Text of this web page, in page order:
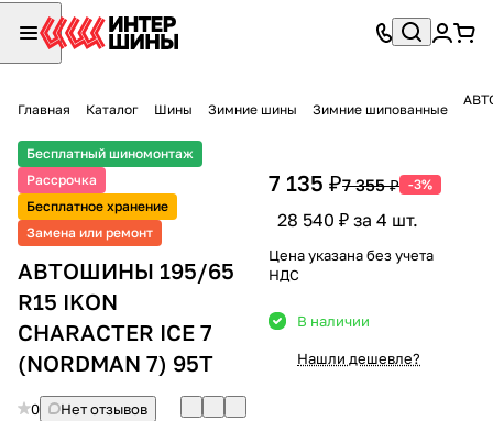
Главная Каталог Шины Зимние шины Зимние шипованные
Бесплатный шиномонтаж
Рассрочка
Бесплатное хранение
Замена или ремонт
АВТОШИНЫ 195/65
R15 IKON
CHARACTER ICE 7
(NORDMAN 7) 95T
0
Нет отзывов
7 135 ₽7 355 ₽ -3%
28 540 ₽ за 4 шт.
Цена указана без учета
НДС
В наличии
Нашли дешевле?